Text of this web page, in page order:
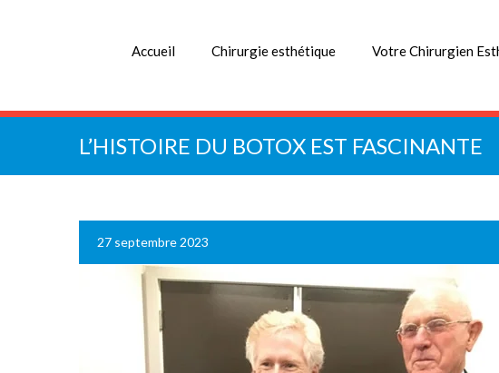
Accueil Chirurgie esthétique Votre Chirurgien
L’HISTOIRE DU BOTOX EST FASCINANTE
27 septembre 2023